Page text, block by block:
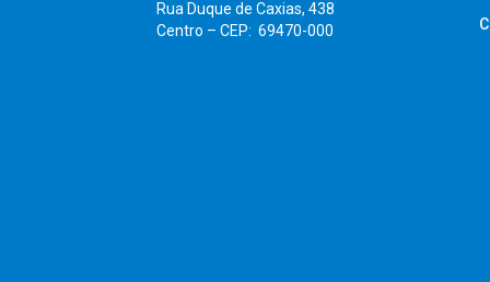
Rua Duque de Caxias, 438
Centro – CEP: 69470-000